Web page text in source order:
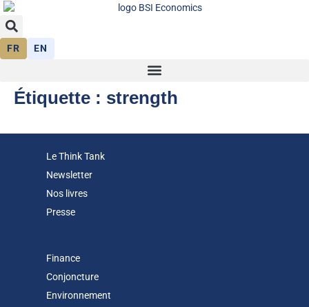
FR EN
Étiquette : strength
Le Think Tank
Newsletter
Nos livres
Presse
Finance
Conjoncture
Environnement